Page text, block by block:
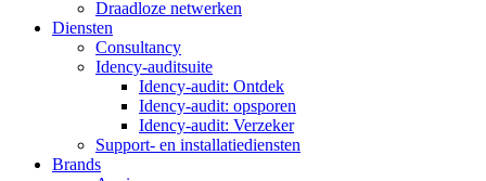
Draadloze netwerken
Diensten
Consultancy
Idency-auditsuite
Idency-audit: Ontdek
Idency-audit: opsporen
Idency-audit: Verzeker
Support- en installatiediensten
Brands